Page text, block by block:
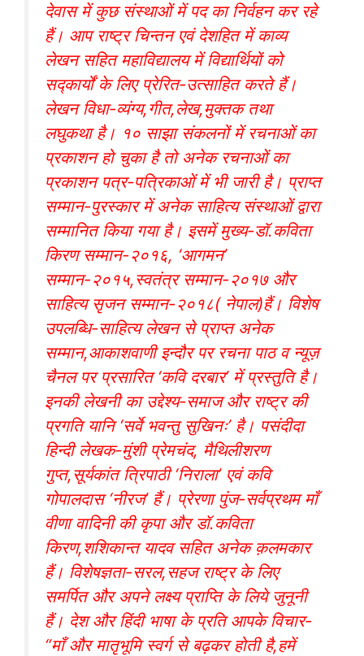
देवास में कुछ संस्थाओं में पद का निर्वहन कर रहे
हैं। आप राष्ट्र चिन्तन एवं देशहित में काव्य
लेखन सहित महाविद्यालय में विद्यार्थियों को
सद्कार्यों के लिए प्रेरित-उत्साहित करते हैं।
लेखन विधा-व्यंग्य,गीत,लेख,मुक्तक तथा
लघुकथा है। १० साझा संकलनों में रचनाओं का
प्रकाशन हो चुका है तो अनेक रचनाओं का
प्रकाशन पत्र-पत्रिकाओं में भी जारी है। प्राप्त
सम्मान-पुरस्कार में अनेक साहित्य संस्थाओं द्वारा
सम्मानित किया गया है। इसमें मुख्य-डॉ.कविता
किरण सम्मान-२०१६, ‘आगमन’
सम्मान-२०१५,स्वतंत्र सम्मान-२०१७ और
साहित्य सृजन सम्मान-२०१८( नेपाल)हैं। विशेष
उपलब्धि-साहित्य लेखन से प्राप्त अनेक
सम्मान,आकाशवाणी इन्दौर पर रचना पाठ व न्यूज़
चैनल पर प्रसारित ‘कवि दरबार’ में प्रस्तुति है।
इनकी लेखनी का उद्देश्य-समाज और राष्ट्र की
प्रगति यानि ‘सर्वे भवन्तु सुखिनः’ है। पसंदीदा
हिन्दी लेखक-मुंशी प्रेमचंद, मैथिलीशरण
गुप्त,सूर्यकांत त्रिपाठी ‘निराला’ एवं कवि
गोपालदास ‘नीरज’ हैं। प्रेरणा पुंज-सर्वप्रथम माँ
वीणा वादिनी की कृपा और डॉ.कविता
किरण,शशिकान्त यादव सहित अनेक क़लमकार
हैं। विशेषज्ञता-सरल,सहज राष्ट्र के लिए
समर्पित और अपने लक्ष्य प्राप्ति के लिये जुनूनी
हैं। देश और हिंदी भाषा के प्रति आपके विचार-
“माँ और मातृभूमि स्वर्ग से बढ़कर होती है,हमें